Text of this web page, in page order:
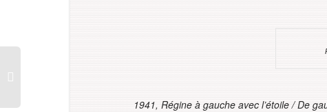
1941, Régine à gauche avec l’étoile / De